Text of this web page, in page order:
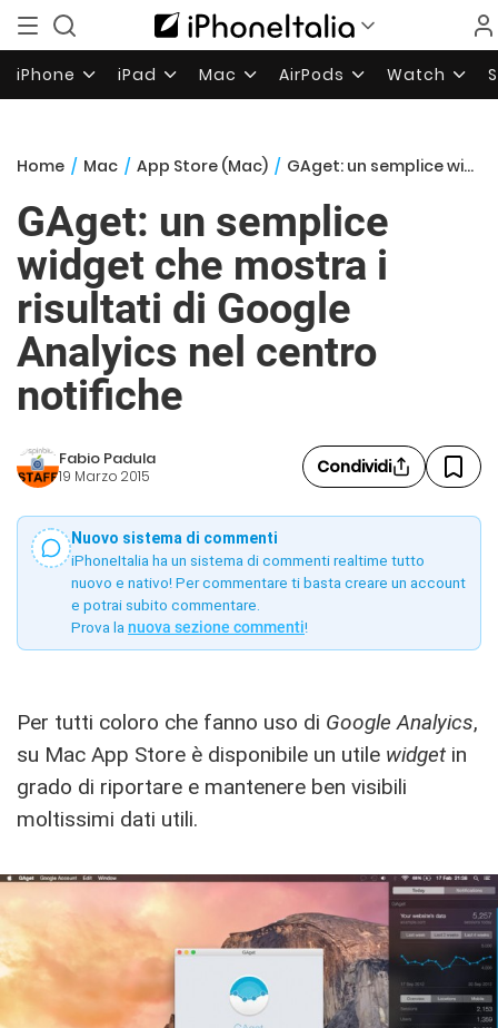
iPhone iPad Mac AirPods Watch
Home / Mac / App Store (Mac) / GAget: un semplice widget che mostra i risultati di Google Analyics nel centro notifiche
GAget: un semplice
widget che mostra i
risultati di Google
Analyics nel centro
notifiche
Fabio Padula
19 Marzo 2015 Condividi
Nuovo sistema di commenti
iPhoneItalia ha un sistema di commenti realtime tutto
nuovo e nativo! Per commentare ti basta creare un account
e potrai subito commentare.
Prova la nuova sezione commenti!
Per tutti coloro che fanno uso di Google Analyics,
su Mac App Store è disponibile un utile widget in
grado di riportare e mantenere ben visibili
moltissimi dati utili.